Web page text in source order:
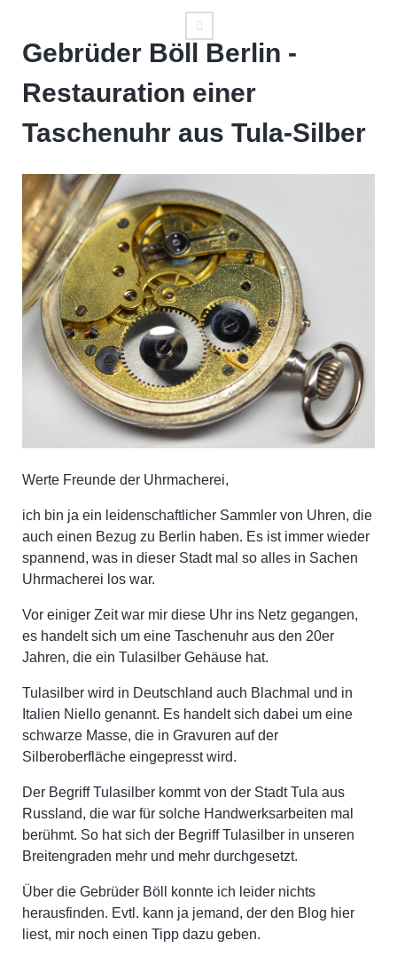
Gebrüder Böll Berlin -
Restauration einer
Taschenuhr aus Tula-Silber
Werte Freunde der Uhrmacherei,
ich bin ja ein leidenschaftlicher Sammler von Uhren, die
auch einen Bezug zu Berlin haben. Es ist immer wieder
spannend, was in dieser Stadt mal so alles in Sachen
Uhrmacherei los war.
Vor einiger Zeit war mir diese Uhr ins Netz gegangen,
es handelt sich um eine Taschenuhr aus den 20er
Jahren, die ein Tulasilber Gehäuse hat.
Tulasilber wird in Deutschland auch Blachmal und in
Italien Niello genannt. Es handelt sich dabei um eine
schwarze Masse, die in Gravuren auf der
Silberoberfläche eingepresst wird.
Der Begriff Tulasilber kommt von der Stadt Tula aus
Russland, die war für solche Handwerksarbeiten mal
berühmt. So hat sich der Begriff Tulasilber in unseren
Breitengraden mehr und mehr durchgesetzt.
Über die Gebrüder Böll konnte ich leider nichts
herausfinden. Evtl. kann ja jemand, der den Blog hier
liest, mir noch einen Tipp dazu geben.